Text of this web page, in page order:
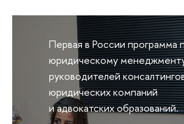
Первая в России программа
юридическому
руководителей
юридических компаний
и адвокатских образований.